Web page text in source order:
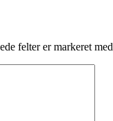
felter er markeret med